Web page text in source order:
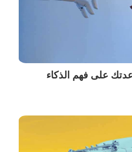
على فهم الذكاء